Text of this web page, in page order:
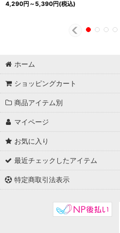
4,290円 ～5,390円(税込)
ホーム
ショッピングカート
商品アイテム別
マイページ
お気に入り
最近チェックしたアイテム
特定商取引法表示